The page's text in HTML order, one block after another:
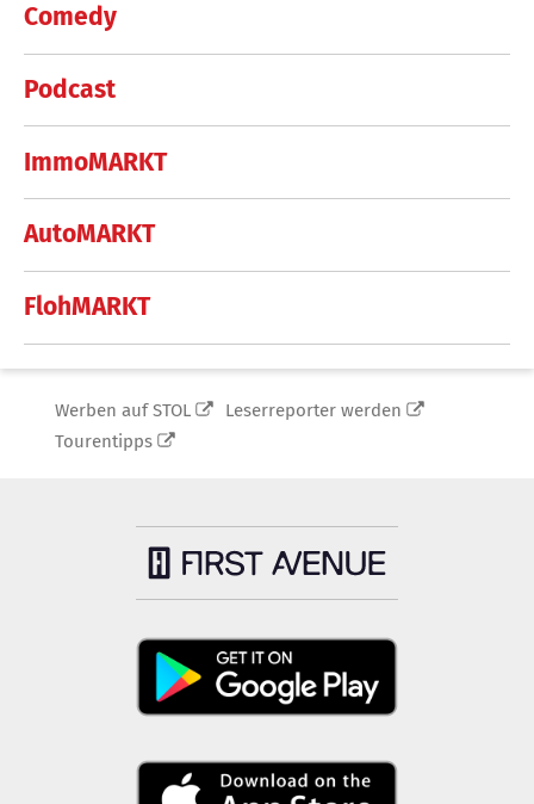
Comedy
Podcast
ImmoMARKT
AutoMARKT
FlohMARKT
Werben auf STOL
Leserreporter werden
Tourentipps